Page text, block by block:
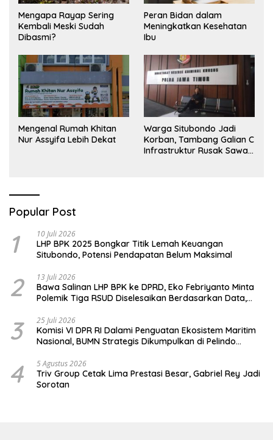
Mengapa Rayap Sering
Kembali Meski Sudah
Dibasmi?
Peran Bidan dalam
Meningkatkan Kesehatan
Ibu
Mengenal Rumah Khitan
Nur Assyifa Lebih Dekat
Warga Situbondo Jadi
Korban, Tambang Galian C
Infrastruktur Rusak Sawah
Popular Post
1 10 Juli 2026
LHP BPK 2025 Bongkar Titik Lemah Keuangan
Situbondo, Potensi Pendapatan Belum Maksimal
2 13 Juli 2026
Bawa Salinan LHP BPK ke DPRD, Eko Febriyanto Minta
Polemik Tiga RSUD Diselesaikan Berdasarkan Data,
3 25 Juli 2026
Komisi VI DPR RI Dalami Penguatan Ekosistem Maritim
Nasional, BUMN Strategis Dikumpulkan di Pelindo
4 5 Agustus 2026
Triv Group Cetak Lima Prestasi Besar, Gabriel Rey Jadi
Sorotan